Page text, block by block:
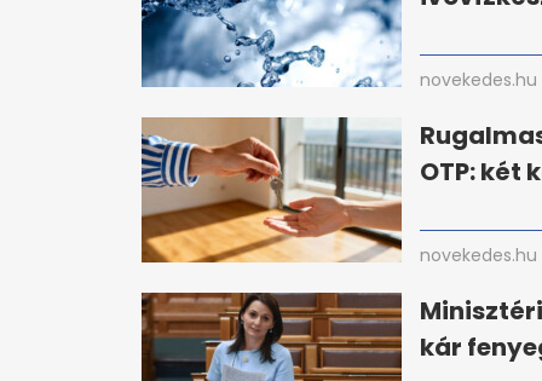
novekedes.hu
OTP: két
novekedes.hu
kár